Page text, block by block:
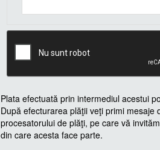
Plata efectuată prin intermediul acestui
După efecturarea plăţii veţi primi
procesatorului de plăţi, pe care vă
din care acesta face parte.